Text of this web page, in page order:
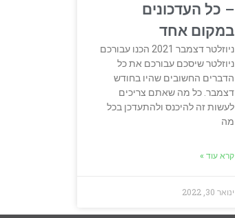
– כל העדכונים
במקום אחד
ניוזלטר דצמבר 2021 הכנו עבורכם
ניוזלטר שיסכם עבורכם את כל
הדברים החשובים שהיו בחודש
דצמבר. כל מה שאתם צריכים
לעשות זה להיכנס ולהתעדכן בכל
מה
קרא עוד »
ינואר 30, 2022